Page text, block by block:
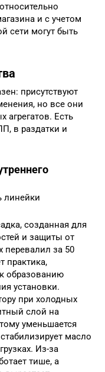
и с учетом
сети могут быть
присутствуют
но все они
агрегатов. Есть
в раздатки и
линейки
созданная для
и защиты от
перевалил за 50
практика,
образованию
установки.
при холодных
слой на
уменьшается
масло
Из-за
тише, а